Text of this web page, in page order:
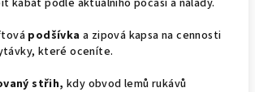
kabát podle aktuálního počasí a nálady.
podšívka a zipová kapsa na cennosti
které oceníte.
střih, kdy obvod lemů rukávů